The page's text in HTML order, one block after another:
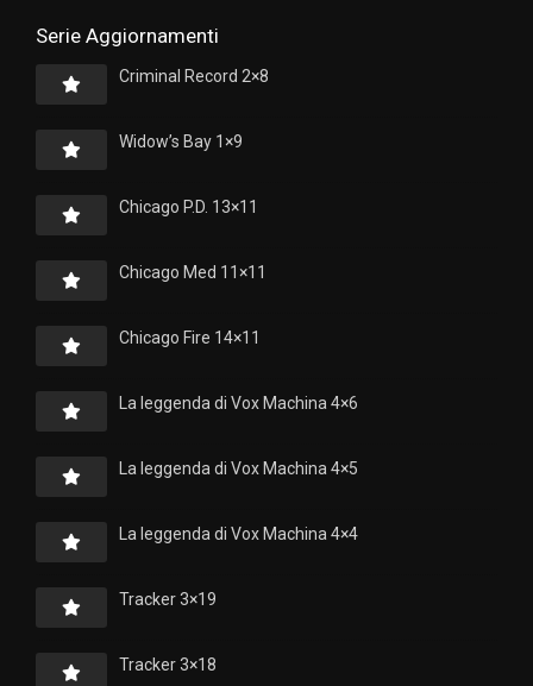
Serie Aggiornamenti
Criminal Record 2×8
Widow’s Bay 1×9
Chicago P.D. 13×11
Chicago Med 11×11
Chicago Fire 14×11
La leggenda di Vox Machina 4×6
La leggenda di Vox Machina 4×5
La leggenda di Vox Machina 4×4
Tracker 3×19
Tracker 3×18